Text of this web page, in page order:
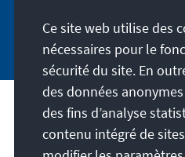
Jetzt
Notre mission
Ce site web utilise des
nécessaires pour le
sécurité du site. En
des données
des fins d’analyse
contenu intégré de